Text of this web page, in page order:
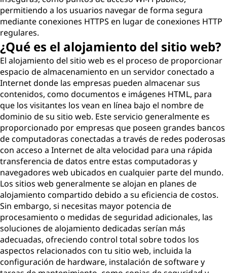
permitiendo a los usuarios navegar de forma segura
mediante conexiones HTTPS en lugar de conexiones HTTP
regulares.
¿Qué es el alojamiento del sitio web?
El alojamiento del sitio web es el proceso de proporcionar
espacio de almacenamiento en un servidor conectado a
Internet donde las empresas pueden almacenar sus
contenidos, como documentos e imágenes HTML, para
que los visitantes los vean en línea bajo el nombre de
dominio de su sitio web. Este servicio generalmente es
proporcionado por empresas que poseen grandes bancos
de computadoras conectadas a través de redes poderosas
con acceso a Internet de alta velocidad para una rápida
transferencia de datos entre estas computadoras y
navegadores web ubicados en cualquier parte del mundo.
Los sitios web generalmente se alojan en planes de
alojamiento compartido debido a su eficiencia de costos.
Sin embargo, si necesitas mayor potencia de
procesamiento o medidas de seguridad adicionales, las
soluciones de alojamiento dedicadas serían más
adecuadas, ofreciendo control total sobre todos los
aspectos relacionados con tu sitio web, incluida la
configuración de hardware, instalación de software y